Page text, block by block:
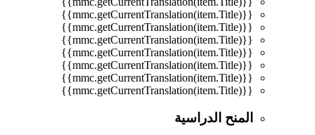
{{mmc.getCurrentTranslation(item.Title)}}
{{mmc.getCurrentTranslation(item.Title)}}
{{mmc.getCurrentTranslation(item.Title)}}
{{mmc.getCurrentTranslation(item.Title)}}
{{mmc.getCurrentTranslation(item.Title)}}
{{mmc.getCurrentTranslation(item.Title)}}
{{mmc.getCurrentTranslation(item.Title)}}
المنح الدراسية